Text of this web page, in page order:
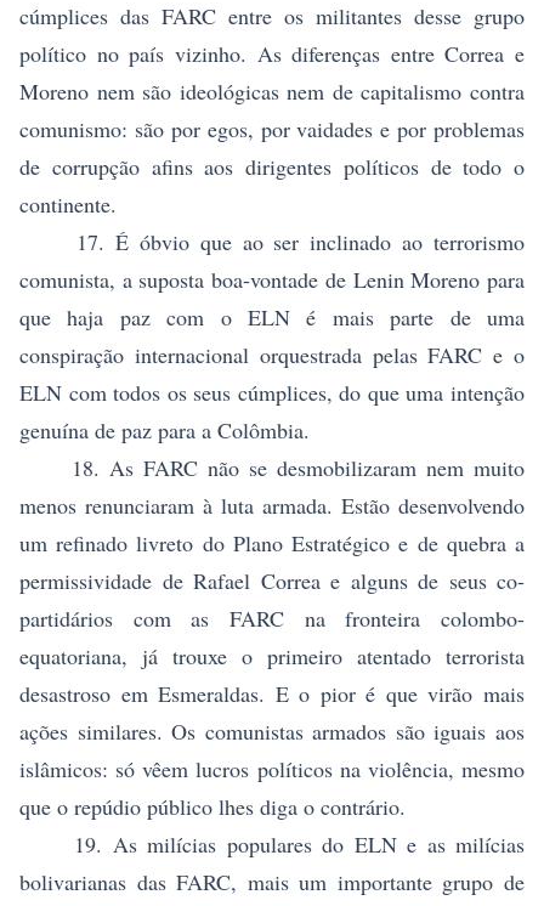
cúmplices das FARC entre os militantes desse grupo
político no país vizinho. As diferenças entre Correa e
Moreno nem são ideológicas nem de capitalismo contra
comunismo: são por egos, por vaidades e por problemas
de corrupção afins aos dirigentes políticos de todo o
continente.
17. É óbvio que ao ser inclinado ao terrorismo
comunista, a suposta boa-vontade de Lenin Moreno para
que haja paz com o ELN é mais parte de uma
conspiração internacional orquestrada pelas FARC e o
ELN com todos os seus cúmplices, do que uma intenção
genuína de paz para a Colômbia.
18. As FARC não se desmobilizaram nem muito
menos renunciaram à luta armada. Estão desenvolvendo
um refinado livreto do Plano Estratégico e de quebra a
permissividade de Rafael Correa e alguns de seus co-
partidários com as FARC na fronteira colombo-
equatoriana, já trouxe o primeiro atentado terrorista
desastroso em Esmeraldas. E o pior é que virão mais
ações similares. Os comunistas armados são iguais aos
islâmicos: só vêem lucros políticos na violência, mesmo
que o repúdio público lhes diga o contrário.
19. As milícias populares do ELN e as milícias
bolivarianas das FARC, mais um importante grupo de